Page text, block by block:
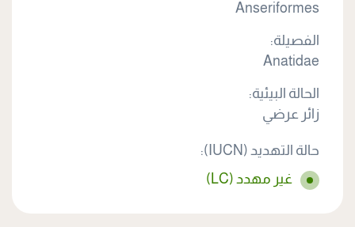
Anseriformes
الفصيلة:
Anatidae
الحالة البيئية:
زائر عرضي
حالة التهديد (IUCN):
غير مهدد (LC)